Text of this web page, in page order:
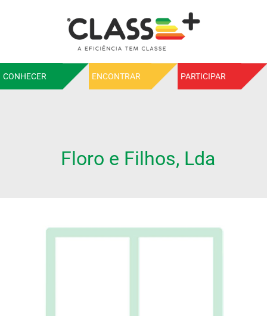
CONHECER ENCONTRAR PARTICIPAR
Floro e Filhos, Lda